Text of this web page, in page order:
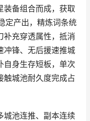
装备组合而成，获取
定产出，精炼词条统
补充穿透属性，抵消
冲锋、无后援速推城
自身生存短板，单次
触城池耐久度完成占
城池连推、副本连续